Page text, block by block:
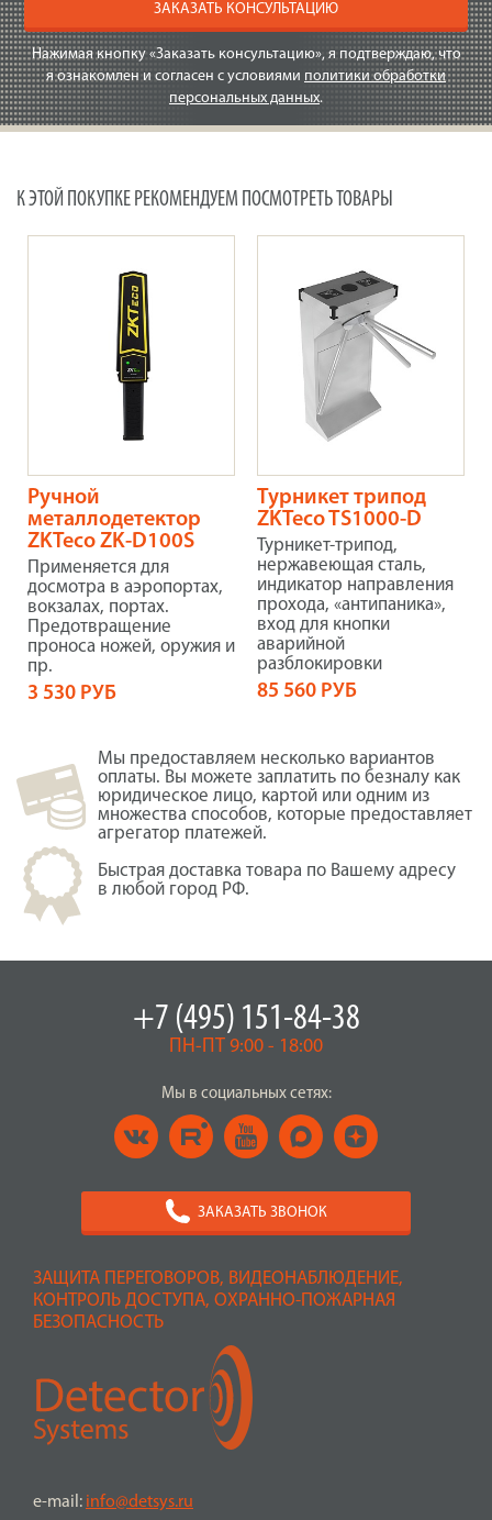
ЗАКАЗАТЬ КОНСУЛЬТАЦИЮ
Нажимая кнопку «Заказать консультацию», я подтверждаю, что
я ознакомлен и согласен с условиями политики обработки
персональных данных.
К ЭТОЙ ПОКУПКЕ РЕКОМЕНДУЕМ ПОСМОТРЕТЬ ТОВАРЫ
Ручной
металлодетектор
ZKTeco ZK-D100S
Применяется для
досмотра в аэропортах,
вокзалах, портах.
Предотвращение
проноса ножей, оружия и
пр.
3 530 РУБ
Турникет трипод
ZKTeco TS1000-D
Турникет-трипод,
нержавеющая сталь,
индикатор направления
прохода, «антипаника»,
вход для кнопки
аварийной
разблокировки
85 560 РУБ
Мы предоставляем несколько вариантов
оплаты. Вы можете заплатить по безналу как
юридическое лицо, картой или одним из
множества способов, которые предоставляет
агрегатор платежей.
Быстрая доставка товара по Вашему адресу
в любой город РФ.
ЗАЩИТА ПЕРЕГОВОРОВ, ВИДЕОНАБЛЮДЕНИЕ,
КОНТРОЛЬ ДОСТУПА, ОХРАННО-ПОЖАРНАЯ
БЕЗОПАСНОСТЬ
e-mail: info@detsys.ru
+7 (495) 151-84-38
ПН-ПТ 9:00 - 18:00
Мы в социальных сетях:
ЗАКАЗАТЬ ЗВОНОК